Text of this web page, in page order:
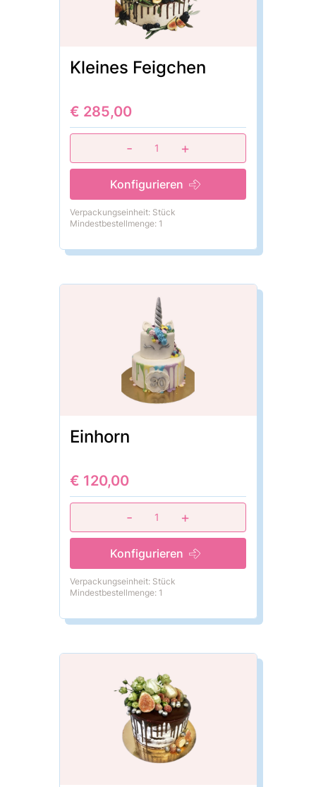
Kleines Feigchen
€ 285,00
- 1 +
Konfigurieren
Verpackungseinheit: Stück
Mindestbestellmenge: 1
Einhorn
€ 120,00
- 1 +
Konfigurieren
Verpackungseinheit: Stück
Mindestbestellmenge: 1